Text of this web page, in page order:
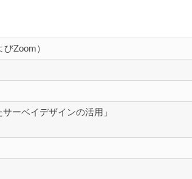
Zoom）
ーベイデザインの活用」